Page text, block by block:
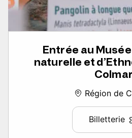
Entrée au
naturelle et
Colmar
Région de
Billetterie